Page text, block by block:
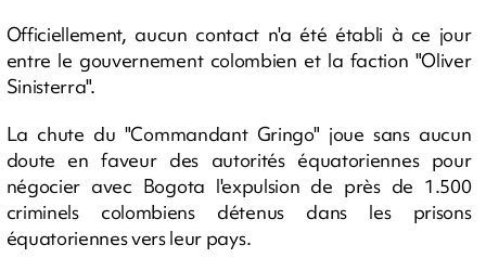
Officiellement, aucun contact n'a été établi à ce jour
entre le gouvernement colombien et la faction "Oliver
Sinisterra".
La chute du "Commandant Gringo" joue sans aucun
doute en faveur des autorités équatoriennes pour
négocier avec Bogota l'expulsion de près de 1.500
criminels colombiens détenus dans les prisons
équatoriennes vers leur pays.